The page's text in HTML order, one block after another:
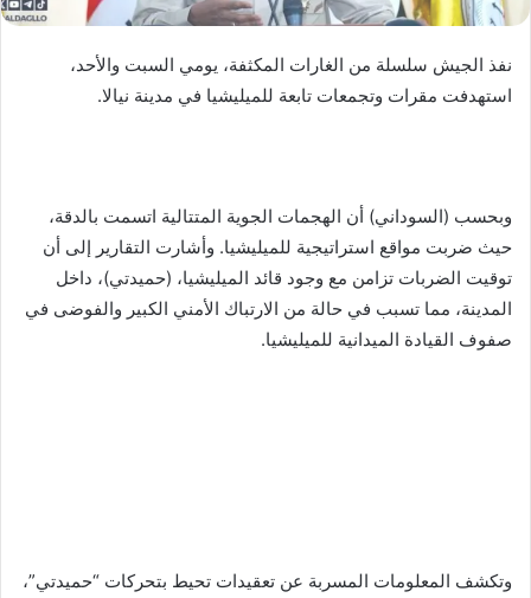
ت
و
ن
نفذ الجيش سلسلة من الغارات المكثفة، يومي السبت والأحد،
استهدفت مقرات وتجمعات تابعة للميليشيا في مدينة نيالا.
وبحسب (السوداني) أن الهجمات الجوية المتتالية اتسمت بالدقة،
حيث ضربت مواقع استراتيجية للميليشيا. وأشارت التقارير إلى أن
توقيت الضربات تزامن مع وجود قائد الميليشيا، (حميدتي)، داخل
المدينة، مما تسبب في حالة من الارتباك الأمني الكبير والفوضى في
صفوف القيادة الميدانية للميليشيا.
وتكشف المعلومات المسربة عن تعقيدات تحيط بتحركات “حميدتي”،